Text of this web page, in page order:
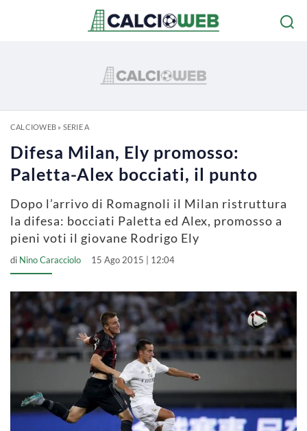
CALCIOWEB» SERIE A
Difesa Milan, Ely promosso:
Paletta-Alex bocciati, il punto
Dopo l’arrivo di Romagnoli il Milan ristruttura
la difesa: bocciati Paletta ed Alex, promosso a
pieni voti il giovane Rodrigo Ely
di Nino Caracciolo 15 Ago 2015 | 12:04